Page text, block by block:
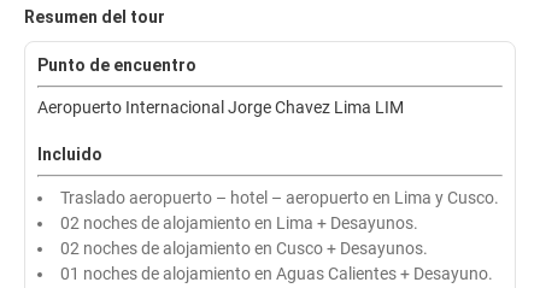
Resumen del tour
Punto de encuentro
Aeropuerto Internacional Jorge Chavez Lima LIM
Incluido
Traslado aeropuerto – hotel – aeropuerto en Lima y Cusco.
02 noches de alojamiento en Lima + Desayunos.
02 noches de alojamiento en Cusco + Desayunos.
01 noches de alojamiento en Aguas Calientes + Desayuno.